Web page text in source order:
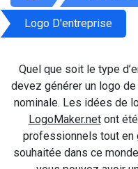
Logo D'entreprise
Quel que soit le type
devez générer un logo
nominale. Les idées de
LogoMaker.netont
professionnels tout en
souhaitée dans ce